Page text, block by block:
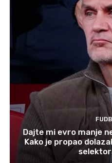
Dajte mi evro manje
Kako je propao